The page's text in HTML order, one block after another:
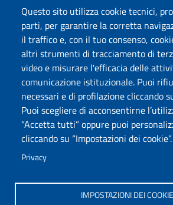
Questo sito utilizza cookie tecnici,
parti, per garantire la corretta
il traffico e, con il tuo consenso,
altri strumenti di tracciamento di
video e misurare l'efficacia delle
comunicazione istituzionale. Puoi
necessari e di profilazione cliccando
Puoi scegliere di acconsentirne
“Accetta tutti” oppure puoi
cliccando su “Impostazioni dei cookie”.
Privacy
IMPOSTAZIONI DEI COOKIE
Università degli Studi di Sassari
Piazza Università 21, Sassari
Tel.: 800 882994 (Orientamento
RETTORE:rettore@uniss.it
PEC:protocollo@pec.uniss.it
URP:urp@uniss.it
P.I. 00196350904 –pagoPA®
Seguici su
Chatta con noi